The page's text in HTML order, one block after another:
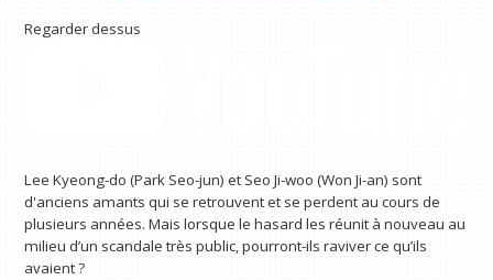
Regarder dessus
Lee Kyeong-do (Park Seo-jun) et Seo Ji-woo (Won Ji-an) sont
d'anciens amants qui se retrouvent et se perdent au cours de
plusieurs années. Mais lorsque le hasard les réunit à nouveau au
milieu d’un scandale très public, pourront-ils raviver ce qu’ils
avaient ?